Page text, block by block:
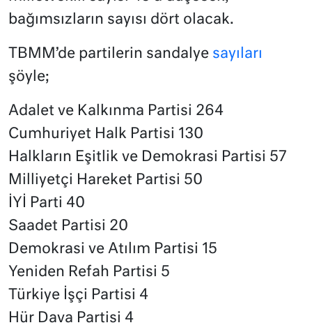
bağımsızların sayısı dört olacak.
TBMM’de partilerin sandalye sayıları
şöyle;
Adalet ve Kalkınma Partisi 264
Cumhuriyet Halk Partisi 130
Halkların Eşitlik ve Demokrasi Partisi 57
Milliyetçi Hareket Partisi 50
İYİ Parti 40
Saadet Partisi 20
Demokrasi ve Atılım Partisi 15
Yeniden Refah Partisi 5
Türkiye İşçi Partisi 4
Hür Dava Partisi 4